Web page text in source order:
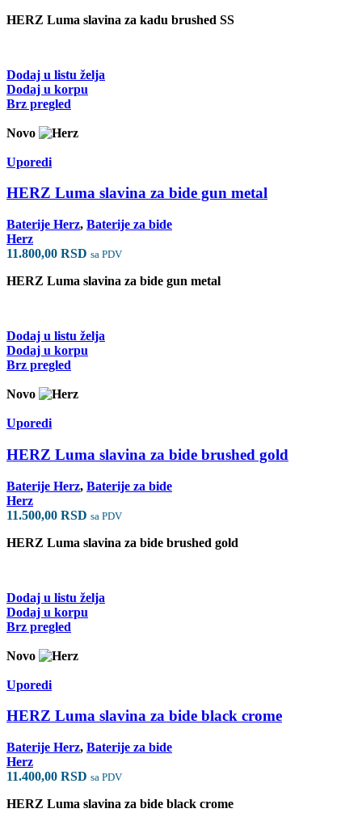
HERZ Luma slavina za kadu brushed SS
Dodaj u listu želja
Dodaj u korpu
Brz pregled
Novo
Uporedi
HERZ Luma slavina za bide gun metal
Baterije Herz, Baterije za bide
Herz
11.800,00 RSD sa PDV
HERZ Luma slavina za bide gun metal
Dodaj u listu želja
Dodaj u korpu
Brz pregled
Novo
Uporedi
HERZ Luma slavina za bide brushed gold
Baterije Herz, Baterije za bide
Herz
11.500,00 RSD sa PDV
HERZ Luma slavina za bide brushed gold
Dodaj u listu želja
Dodaj u korpu
Brz pregled
Novo
Uporedi
HERZ Luma slavina za bide black crome
Baterije Herz, Baterije za bide
Herz
11.400,00 RSD sa PDV
HERZ Luma slavina za bide black crome